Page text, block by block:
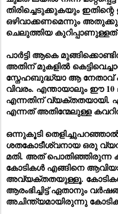
തിരിച്ചെടുക്കുകയും
ഒഴിവാക്കണമെന്നും
ചെലുത്തിയ കുറിപ്പാണുള്ളത്
പാർട്ടി ആകെ
അതിന് മുകളിൽ
സ്നേഹബുദ്ധ്യാ ആ
വിവരം. എന്തായാലും ഈ
എന്നതിന് വ്യക്തതയായി.
എന്നത് അതിന്മേലുള്ള
ഒന്നുകൂടി
ശതകോടീശ്വനായ ഒരു
മതി. അത് പൊതിഞ്ഞിരുന്ന
കോടികൾ എങ്ങിനെ
അവ്യക്തതയുള്ളൂ.
ആരംഭിച്ചിട്ട് ഏതാനും
അചിന്ത്യമായിരുന്നു